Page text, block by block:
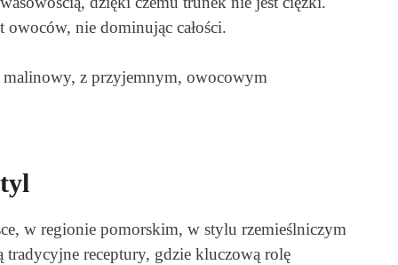
nie dominując całości.
z przyjemnym, owocowym
w regionie pomorskim, w stylu rzemieślniczym
receptury, gdzie kluczową rolę